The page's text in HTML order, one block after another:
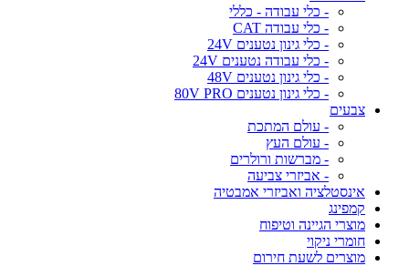
- כלי עבודה - כללי
- כלי עבודה CAT
- כלי גינון נטענים 24V
- כלי עבודה נטענים 24V
- כלי גינון נטענים 48V
- כלי גינון נטענים 80V PRO
צבעים
- עולם המתכת
- עולם העץ
- מברשות ורולרים
- אביזרי צביעה
אינסטלציה ואביזרי אמבטיה
קמפינג
מוצרי הגיינה וטיפוח
חומרי ניקוי
מוצרים לשעת חירום